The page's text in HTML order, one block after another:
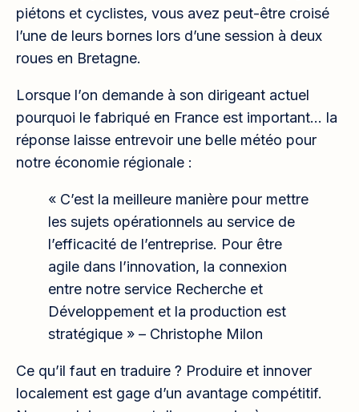
piétons et cyclistes, vous avez peut-être croisé
l’une de leurs bornes lors d’une session à deux
roues en Bretagne.
Lorsque l’on demande à son dirigeant actuel
pourquoi le fabriqué en France est important… la
réponse laisse entrevoir une belle météo pour
notre économie régionale :
« C’est la meilleure manière pour mettre
les sujets opérationnels au service de
l’efficacité de l’entreprise. Pour être
agile dans l’innovation, la connexion
entre notre service Recherche et
Développement et la production est
stratégique » – Christophe Milon
Ce qu’il faut en traduire ? Produire et innover
localement est gage d’un avantage compétitif.